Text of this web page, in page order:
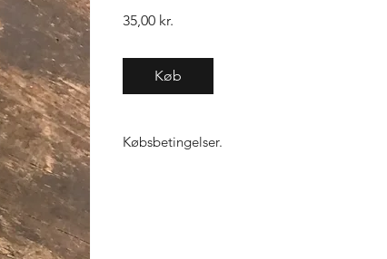
35,00 kr.
Køb
Købsbetingelser.